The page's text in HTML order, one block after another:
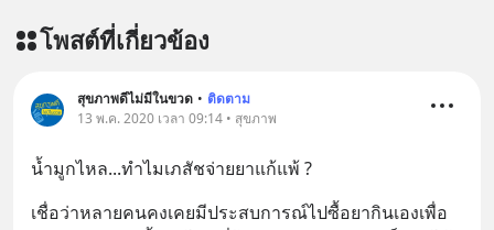
บรรเทาความเครียด ลดความวิตกกังวล
หลับมีประสิทธิภาพมากยิ่งขึ้น 📍 สนใจ
สั่งซื้อสินค้า Diip CBD 💬 LINE :
https://lin.ee/U91Fzyz
โพสต์ที่เกี่ยวข้อง
สุขภาพดีไม่มีในขวด • ติดตาม
13 พ.ค. 2020 เวลา 09:14 • สุขภาพ
น้ำมูกไหล...ทำไมเภสัชจ่ายยาแก้แพ้ ?
เชื่อว่าหลายคนคงเคยมีประสบการณ์ไปซื้อยากินเองเพื่อ